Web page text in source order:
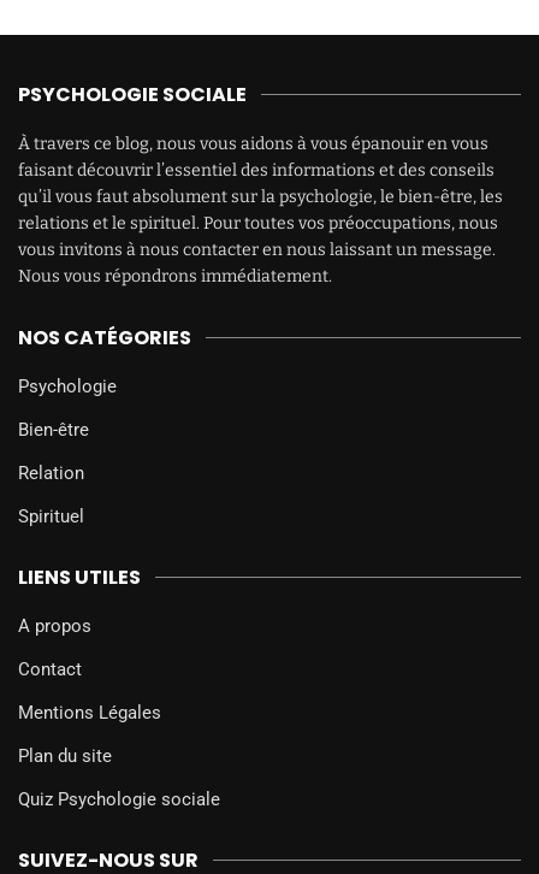
PSYCHOLOGIE SOCIALE
À travers ce blog, nous vous aidons à vous épanouir en vous
faisant découvrir l’essentiel des informations et des conseils
qu’il vous faut absolument sur la psychologie, le bien-être, les
relations et le spirituel. Pour toutes vos préoccupations, nous
vous invitons à nous contacter en nous laissant un message.
Nous vous répondrons immédiatement.
NOS CATÉGORIES
Psychologie
Bien-être
Relation
Spirituel
LIENS UTILES
A propos
Contact
Mentions Légales
Plan du site
Quiz Psychologie sociale
SUIVEZ-NOUS SUR